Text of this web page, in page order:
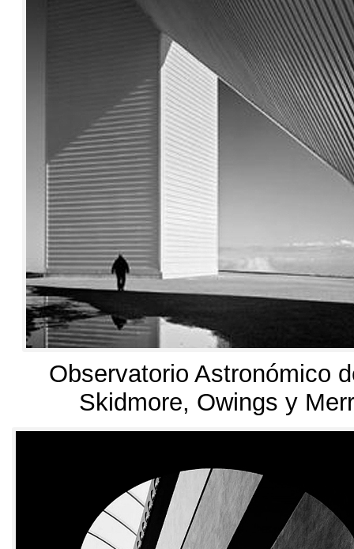
Observatorio Astronómico
Skidmore, Owings y